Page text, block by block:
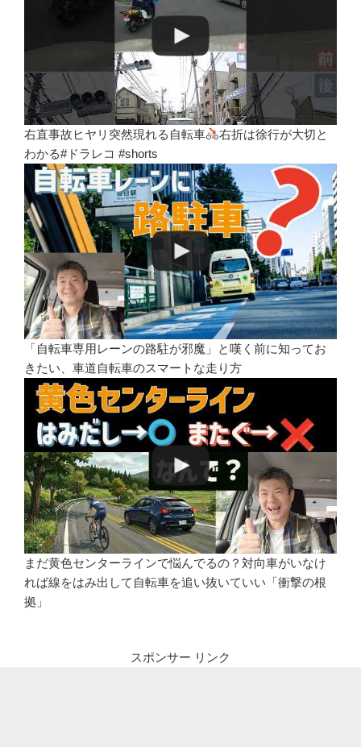
右直事故ヒヤリ突然現れる自転車
右折は徐行が大切と
わかる#ドラレコ #shorts
「自転車専用レーンの路駐が邪魔」と嘆く前に知ってお
きたい、車道自転車のスマートな走り方
まだ黄色センターラインで悩んでるの？対向車がいなけ
れば線をはみ出して自転車を追い抜いていい「衝撃の根
拠」
スポンサー リンク